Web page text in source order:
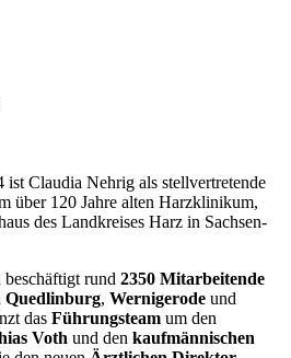
ist Claudia Nehrig als stellvertretende
über 120 Jahre alten Harzklinikum,
des Landkreises Harz in Sachsen-
rund 2350 Mitarbeitende
Quedlinburg, Wernigerode und
das Führungsteam um den
Voth und den kaufmännischen